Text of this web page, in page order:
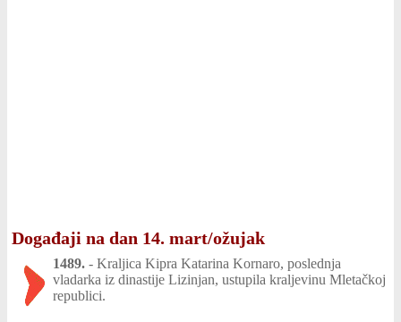
Događaji na dan 14. mart/ožujak
1489. - Kraljica Kipra Katarina Kornaro, poslednja
vladarka iz dinastije Lizinjan, ustupila kraljevinu Mletačkoj
republici.